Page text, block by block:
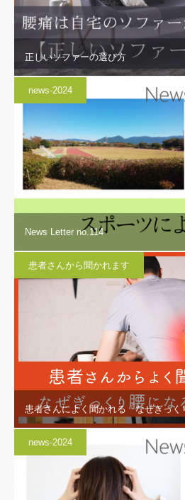
正しいソファーの選び方
news-2024
News Letter no.114
患者さんから聞かれます
患者さんによく聞かれる「なぜぎっく
news-2024